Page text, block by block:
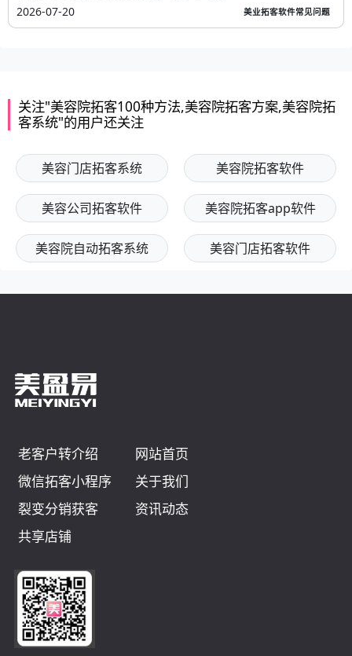
2026-07-20
美业拓客软件常见问题
关注"美容院拓客100种方法,美容院拓客方案,美容院拓
客系统"的用户还关注
美容门店拓客系统 美容院拓客软件
美容公司拓客软件 美容院拓客app软件
美容院自动拓客系统 美容门店拓客软件
老客户转介绍
网站首页
微信拓客小程序
关于我们
裂变分销获客
资讯动态
共享店铺